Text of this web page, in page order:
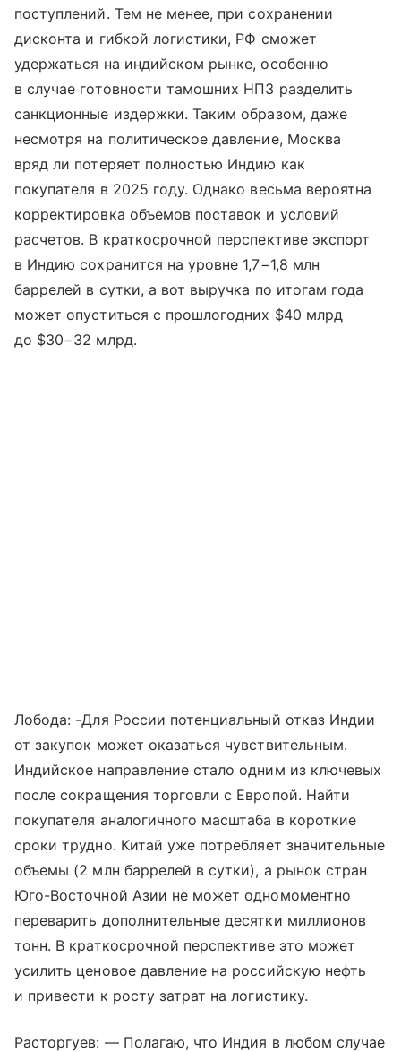
поступлений. Тем не менее, при сохранении
дисконта и гибкой логистики, РФ сможет
удержаться на индийском рынке, особенно
в случае готовности тамошних НПЗ разделить
санкционные издержки. Таким образом, даже
несмотря на политическое давление, Москва
вряд ли потеряет полностью Индию как
покупателя в 2025 году. Однако весьма вероятна
корректировка объемов поставок и условий
расчетов. В краткосрочной перспективе экспорт
в Индию сохранится на уровне 1,7−1,8 млн
баррелей в сутки, а вот выручка по итогам года
может опуститься с прошлогодних $40 млрд
до $30−32 млрд.
Лобода: -Для России потенциальный отказ Индии
от закупок может оказаться чувствительным.
Индийское направление стало одним из ключевых
после сокращения торговли с Европой. Найти
покупателя аналогичного масштаба в короткие
сроки трудно. Китай уже потребляет значительные
объемы (2 млн баррелей в сутки), а рынок стран
Юго-Восточной Азии не может одномоментно
переварить дополнительные десятки миллионов
тонн. В краткосрочной перспективе это может
усилить ценовое давление на российскую нефть
и привести к росту затрат на логистику.
Расторгуев: — Полагаю, что Индия в любом случае